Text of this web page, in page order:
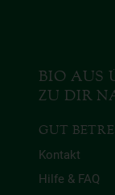
BIO AUS
ZU DIR
GUT
Kontakt
Hilfe & FAQ